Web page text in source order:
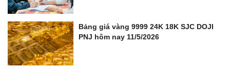
Bảng giá vàng 9999 24K 18K SJC DOJI
PNJ hôm nay 11/5/2026